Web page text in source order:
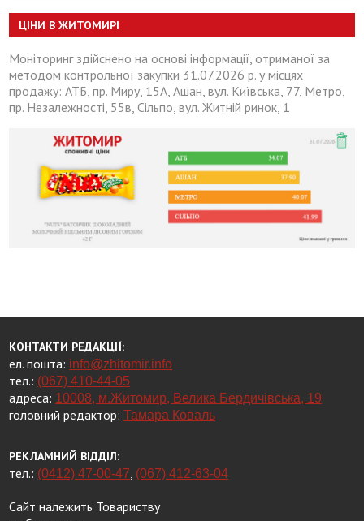
ЦІНИ В ЖИТОМИРІ
Моніторинг здійснено на основі інформації, отриманої за
методом контрольної закупки 31.07.2026 р. у місцях
продажу: АТБ, пр. Миру, 15А, Ашан, вул. Київська, 77, Метро,
пр. Незалежності, 55в, Сільпо, вул. Житній ринок, 1
КОНТАКТИ РЕДАКЦІЇ:
ел. пошта: info@zhitomir.info
тел.: (067) 410-44-05
адреса: 10008, м.Житомир, Велика Бердичівська, 19
головний редактор:Тамара Коваль
РЕКЛАМНИЙ ВІДДІЛ:
тел.: (0412) 47-00-47, (067) 412-63-04
Сайт належить Товариству